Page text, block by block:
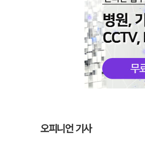
오피니언 기사